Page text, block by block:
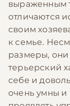
выраженным
отличаются
своим
к семье.
размеры,
терьерский
себе и
очень умны и